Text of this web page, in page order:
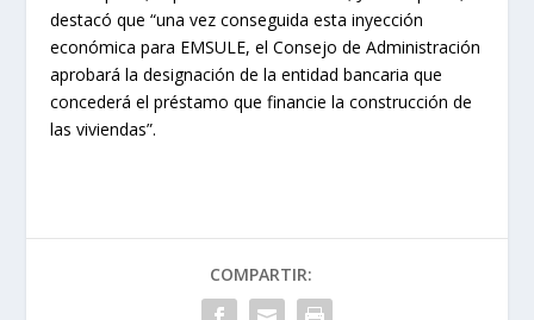
destacó que “una vez conseguida esta inyección
económica para EMSULE, el Consejo de Administración
aprobará la designación de la entidad bancaria que
concederá el préstamo que financie la construcción de
las viviendas”.
COMPARTIR: